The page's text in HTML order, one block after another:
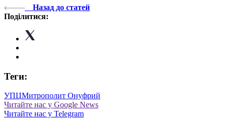
Назад до статей
Поділитися:
Теги:
УПЦМитрополит Онуфрий
Читайте нас у Google News
Читайте нас у Telegram